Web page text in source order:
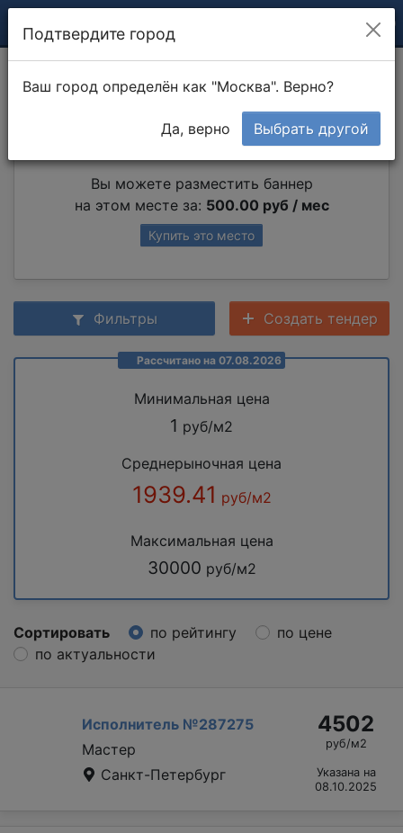
Разборка мебели
Вы можете разместить баннер
на этом месте за: 500.00 руб / мес
Купить это место
Фильтры Создать тендер
Рассчитано на 07.08.2026
Минимальная цена
1 руб/м2
Среднерыночная цена
1939.41 руб/м2
Максимальная цена
30000 руб/м2
Сортировать по рейтингу
по цене
по актуальности
Исполнитель №287275
Мастер
Санкт-Петербург
4502
руб/м2
Указана на
08.10.2025
Подтвердите город
Ваш город определён как "Москва". Верно?
Да, верно Выбрать другой